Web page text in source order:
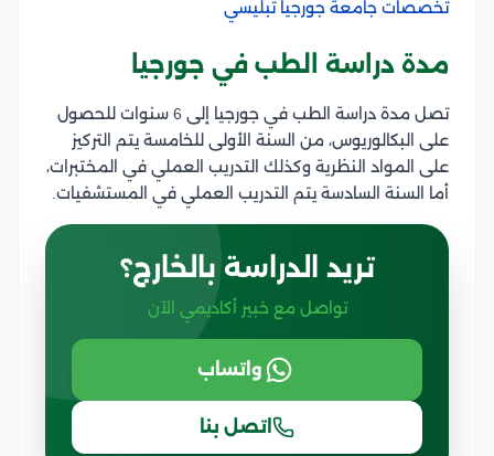
تخصصات جامعة جورجيا تبليسي
مدة دراسة الطب في جورجيا
تصل مدة دراسة الطب في جورجيا إلى 6 سنوات للحصول
على البكالوريوس، من السنة الأولى للخامسة يتم التركيز
على المواد النظرية وكذلك التدريب العملي في المختبرات،
أما السنة السادسة يتم التدريب العملي في المستشفيات.
تريد الدراسة بالخارج؟
تواصل مع خبير أكاديمي الآن
واتساب
اتصل بنا